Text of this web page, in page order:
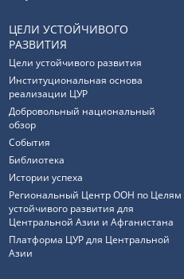
ЦЕЛИ УСТОЙЧИВОГО
РАЗВИТИЯ
Цели устойчивого развития
Институциональная основа
реализации ЦУР
Добровольный национальный
обзор
События
Библиотека
Истории успеха
Региональный Центр ООН по Целям
устойчивого развития для
Центральной Азии и Афганистана
Платформа ЦУР для Центральной
Азии